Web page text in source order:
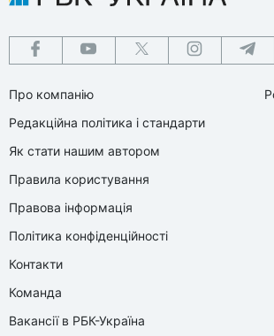
Про компанію
Редакційна політика і стандарти
Як стати нашим автором
Правила користування
Правова інформація
Політика конфіденційності
Контакти
Команда
Вакансії в РБК-Україна